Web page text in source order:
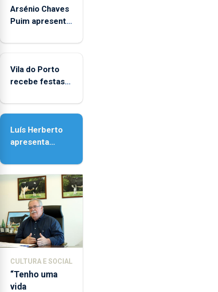
Arsénio Chaves
Puim apresenta
Biblioteca de
Vila do Porto
recebe festas
Nossa Senhora
Luís Herberto
apresenta
Paisagem’
CULTURA E SOCIAL
“Tenho uma
vida